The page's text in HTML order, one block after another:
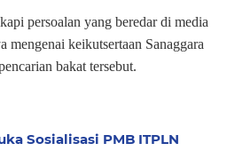
persoalan yang beredar di media
mengenai keikutsertaan Sanaggara
bakat tersebut.
Sosialisasi PMB ITPLN